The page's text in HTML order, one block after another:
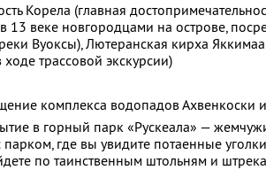
Корела (главная
13 веке новгородцами на острове,
Вуоксы), Лютеранская кирха
ходе трассовой экскурсии)
комплекса водопадов Ахвенкоски
в горный парк «Рускеала» —
парком, где вы увидите потаенные
по таинственным штольням и